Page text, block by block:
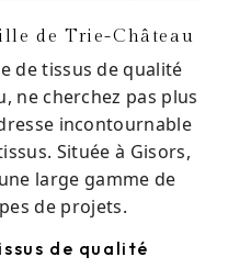
de Trie-Château
de tissus de qualité
ne cherchez pas plus
incontournable
Située à Gisors,
large gamme de
de projets.
de qualité